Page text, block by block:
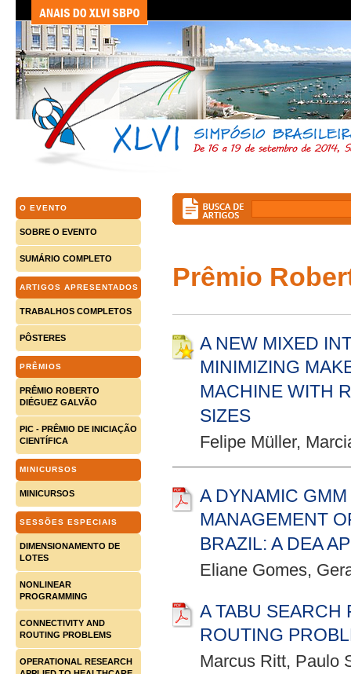
O EVENTO
SOBRE O EVENTO
SUMÁRIO COMPLETO
ARTIGOS APRESENTADOS
TRABALHOS COMPLETOS
PÔSTERES
PRÊMIOS
PRÊMIO ROBERTO
DIÉGUEZ GALVÃO
PIC - PRÊMIO DE INICIAÇÃO
CIENTÍFICA
MINICURSOS
MINICURSOS
SESSÕES ESPECIAIS
DIMENSIONAMENTO DE
LOTES
NONLINEAR
PROGRAMMING
CONNECTIVITY AND
ROUTING PROBLEMS
OPERATIONAL RESEARCH
Prêmio
A NEW MIXED
MINIMIZING
MACHINE WITH
SIZES
Felipe Müller,
A DYNAMIC
MANAGEMENT
BRAZIL: A DEA
Eliane Gomes,
A TABU SEARCH
ROUTING
Marcus Ritt, Paulo